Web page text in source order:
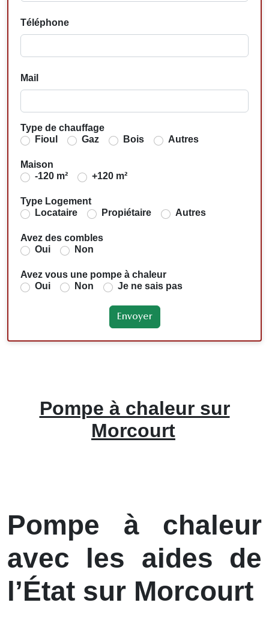
Téléphone
Mail
Type de chauffage
Fioul
Gaz Bois Autres
Maison
-120 m²
+120 m²
Type Logement
Locataire
Propiétaire Autres
Avez des combles
Oui
Non
Avez vous une pompe à chaleur
Oui
Non Je ne sais pas
Pompe à chaleur sur
Morcourt
Pompe à chaleur
avec les aides de
l’État sur Morcourt